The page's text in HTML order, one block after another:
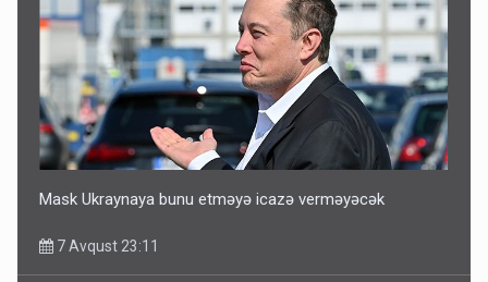
Mask Ukraynaya bunu etməyə icazə verməyəcək
7 Avqust 23:11